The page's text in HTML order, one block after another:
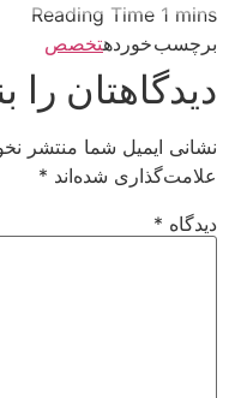
برچسب خوردهتخصص
دیدگاهتان را
نشانی ایمیل شما منتشر
علامت‌گذاری شده‌اند *
دیدگاه *